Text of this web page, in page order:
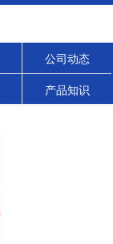
公司动态
产品知识